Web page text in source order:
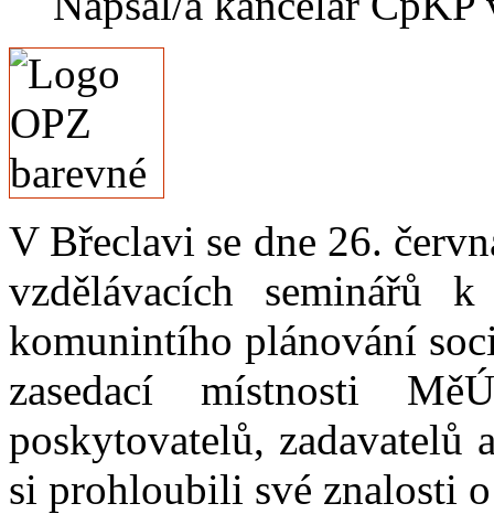
V Břeclavi se dne 26.
vzdělávacích seminářů
komunintího plánování
zasedací místnosti
poskytovatelů, zadavatelů
si prohloubili své znalosti